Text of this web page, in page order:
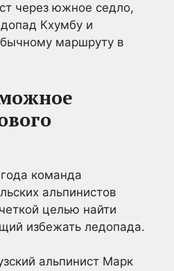
через южное седло,
Кхумбу и
маршруту в
команда
альпинистов
целью найти
избежать ледопада.
альпинист Марк